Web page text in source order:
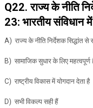
Q22. राज्य के नीति
23: भारतीय संविधान
A) राज्य के नीति निर्देशक सिद्धांत से
B) सामाजिक सुधार के लिए महत्वपूर्ण
C) राष्ट्रीय विकास में योगदान देता है
D) सभी विकल्प सही हैं